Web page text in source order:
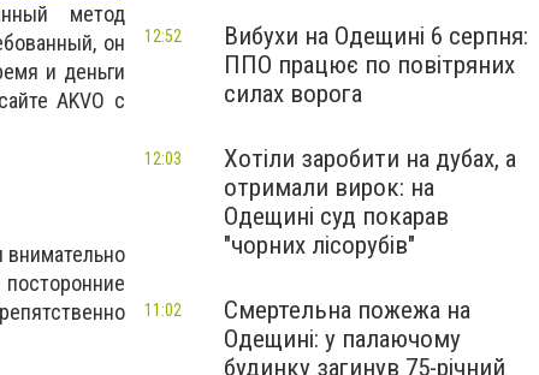
метод
он
и деньги
AKVO с
внимательно
посторонние
Вибухи на Одещині 6 серпня:
ППО працює по повітряних
силах ворога
12:52
Хотіли заробити на дубах, а
отримали вирок: на
Одещині суд покарав
"чорних лісорубів"
12:03
Смертельна пожежа на
Одещині: у палаючому
будинку загинув 75-річний
11:02